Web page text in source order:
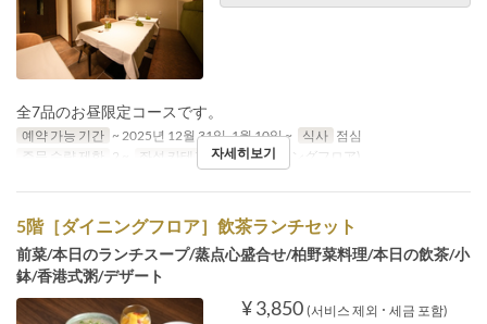
全7品のお昼限定コースです。
예약 가능 기간 ~ 2025년 12월 31일, 1월 10일 ~ 식사 점심
주문 수량 제한
2 ~ 좌석 카테고리 5階(ダイニングフロア)
자세히보기
5階［ダイニングフロア］飲茶ランチセット
前菜/本日のランチスープ/蒸点心盛合せ/柏野菜料理/本日の飲茶/小
鉢/香港式粥/デザート
¥ 3,850 (서비스 제외 ･ 세금 포함)